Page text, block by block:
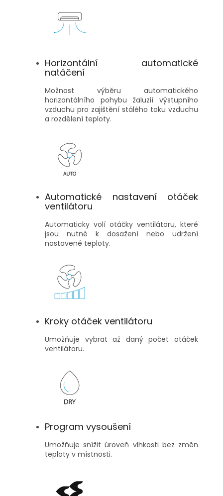
Horizontální automatické
natáčení
Možnost výběru automatického
horizontálního pohybu žaluzií výstupního
vzduchu pro zajištění stálého toku vzduchu
a rozdělení teploty.
Automatické nastavení otáček
ventilátoru
Automaticky volí otáčky ventilátoru, které
jsou nutné k dosažení nebo udržení
nastavené teploty.
Kroky otáček ventilátoru
Umožňuje vybrat až daný počet otáček
ventilátoru.
Program vysoušení
Umožňuje snížit úroveň vlhkosti bez změn
teploty v místnosti.